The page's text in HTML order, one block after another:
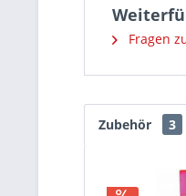
Fragen
Zubehör 3